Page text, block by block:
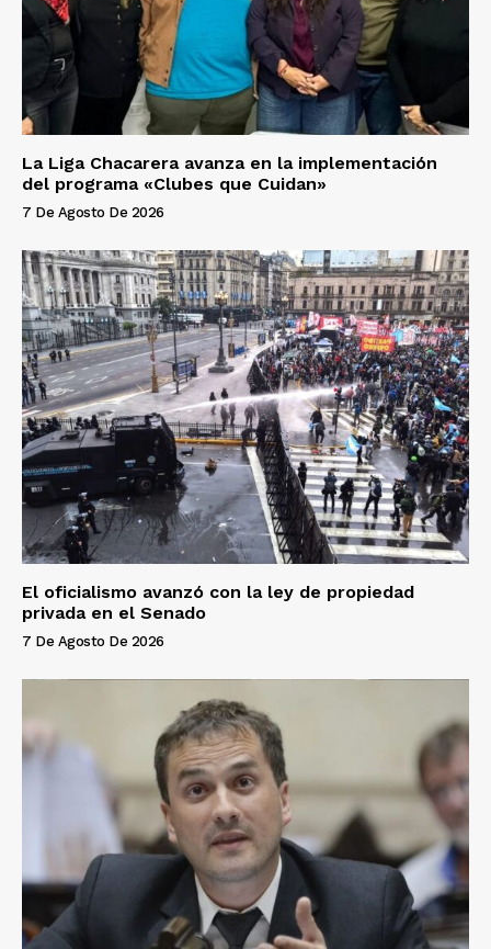
La Liga Chacarera avanza en la implementación
del programa «Clubes que Cuidan»
7 De Agosto De 2026
El oficialismo avanzó con la ley de propiedad
privada en el Senado
7 De Agosto De 2026